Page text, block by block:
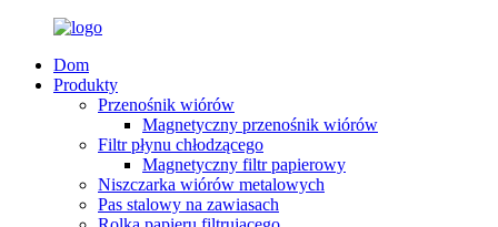
Dom
Produkty
Przenośnik wiórów
Magnetyczny przenośnik wiórów
Filtr płynu chłodzącego
Magnetyczny filtr papierowy
Niszczarka wiórów metalowych
Pas stalowy na zawiasach